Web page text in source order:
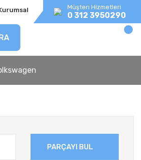
Müşteri Hizmetleri
0 312 3950290
PARÇAYI BUL